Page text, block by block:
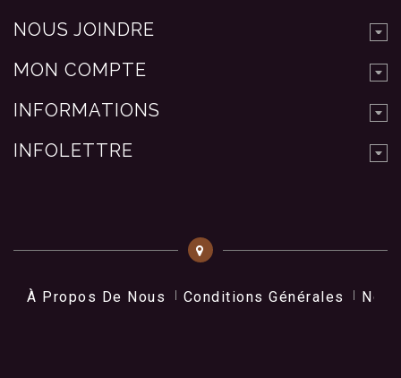
NOUS JOINDRE
MON COMPTE
INFORMATIONS
INFOLETTRE
À Propos De Nous Conditions Générales Nos